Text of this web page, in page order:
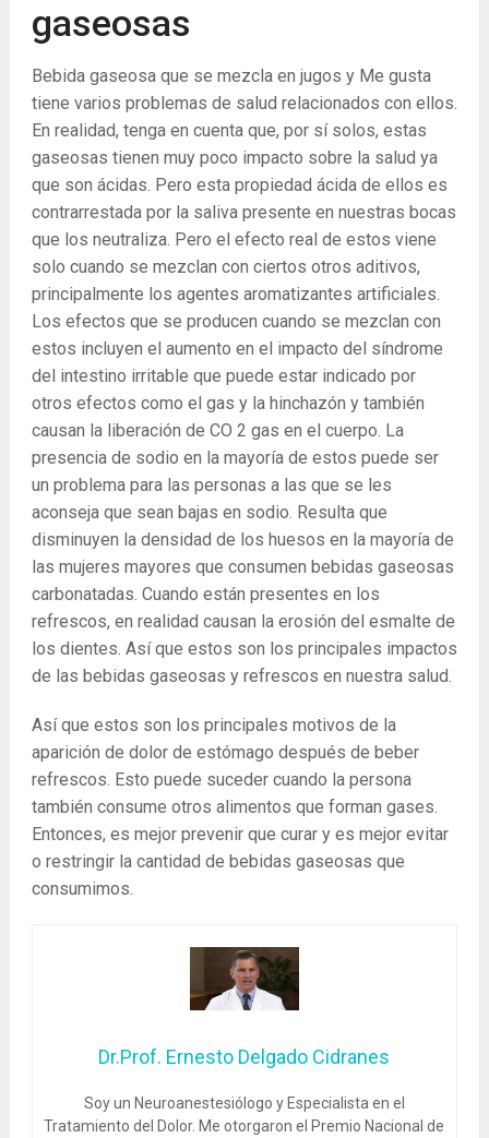
gaseosas
Bebida gaseosa que se mezcla en jugos y Me gusta
tiene varios problemas de salud relacionados con ellos.
En realidad, tenga en cuenta que, por sí solos, estas
gaseosas tienen muy poco impacto sobre la salud ya
que son ácidas. Pero esta propiedad ácida de ellos es
contrarrestada por la saliva presente en nuestras bocas
que los neutraliza. Pero el efecto real de estos viene
solo cuando se mezclan con ciertos otros aditivos,
principalmente los agentes aromatizantes artificiales.
Los efectos que se producen cuando se mezclan con
estos incluyen el aumento en el impacto del síndrome
del intestino irritable que puede estar indicado por
otros efectos como el gas y la hinchazón y también
causan la liberación de CO 2 gas en el cuerpo. La
presencia de sodio en la mayoría de estos puede ser
un problema para las personas a las que se les
aconseja que sean bajas en sodio. Resulta que
disminuyen la densidad de los huesos en la mayoría de
las mujeres mayores que consumen bebidas gaseosas
carbonatadas. Cuando están presentes en los
refrescos, en realidad causan la erosión del esmalte de
los dientes. Así que estos son los principales impactos
de las bebidas gaseosas y refrescos en nuestra salud.
Así que estos son los principales motivos de la
aparición de dolor de estómago después de beber
refrescos. Esto puede suceder cuando la persona
también consume otros alimentos que forman gases.
Entonces, es mejor prevenir que curar y es mejor evitar
o restringir la cantidad de bebidas gaseosas que
consumimos.
Dr.Prof. Ernesto Delgado Cidranes
Soy un Neuroanestesiólogo y Especialista en el
Tratamiento del Dolor. Me otorgaron el Premio Nacional de